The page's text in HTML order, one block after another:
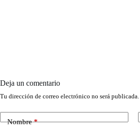
Deja un comentario
Tu dirección de correo electrónico no será publicada.
Nombre*